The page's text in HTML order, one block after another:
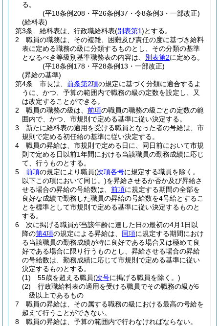
る。
(平18条例208・平26条例37・令8条例3・一部改正)
(給料表)
第3条
給料表は、行政職給料表(別表第1)とする。
2
職員の職務は、その複雑、困難及び責任の度に基づき給料
表に定める職務の級に分類するものとし、その分類の基準
となるべき等級別基準職務表の内容は、 別表第2に定める。
(平18条例178・平28条例13・一部改正)
(昇給の基準)
第4条
市長は、 前条第2項の規定に基づく分類に適合するよ
うに、かつ、予算の範囲内で職務の級の定数を設定し、又
は改定することができる。
2
職員の職務の級は、 前項の職員の職務の級ごとの定数の範
囲内で、かつ、市規則で定める基準に従い決定する。
3
新たに給料表の適用を受ける職員となった者の号給は、市
規則で定める初任給の基準に従い決定する。
4
職員の昇給は、市規則で定める日に、同日前において市規
則で定める日以前1年間における当該職員の勤務成績に応じ
て、行うものとする。
5
前項の規定により職員(次項各号に規定する職員を除く。
以下この項において同じ。)を昇給させるか否か及び昇給さ
せる場合の昇給の号給数は、 前項に規定する期間の全部を
良好な成績で勤務した職員の昇給の号給数を4号給とするこ
とを標準として市規則で定める基準に従い決定するものと
する。
6
次に掲げる職員が当該年齢に達した日の最初の4月1日以
降の第4項の規定による昇給は、 同項に規定する期間におけ
る当該職員の勤務成績が特に良好である場合又は極めて良
好である場合に限り行うものとし、昇給させる場合の昇給
の号給数は、勤務成績に応じて市規則で定める基準に従い
決定するものとする。
(1)
55歳を超える職員(次号に掲げる職員を除く。)
(2)
行政職給料表の適用を受ける職員でその職務の級が6
級以上であるもの
7
職員の昇給は、その属する職務の級における最高の号給を
超えて行うことができない。
8
職員の昇給は、予算の範囲内で行わなければならない。